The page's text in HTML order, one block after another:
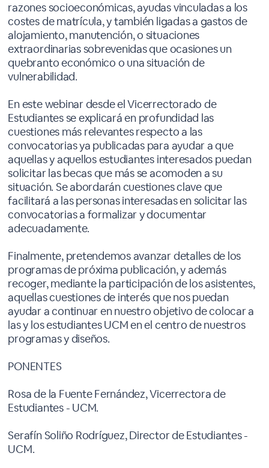
razones socioeconómicas, ayudas vinculadas a los
costes de matrícula, y también ligadas a gastos de
alojamiento, manutención, o situaciones
extraordinarias sobrevenidas que ocasiones un
quebranto económico o una situación de
vulnerabilidad.
En este webinar desde el Vicerrectorado de
Estudiantes se explicará en profundidad las
cuestiones más relevantes respecto a las
convocatorias ya publicadas para ayudar a que
aquellas y aquellos estudiantes interesados puedan
solicitar las becas que más se acomoden a su
situación. Se abordarán cuestiones clave que
facilitará a las personas interesadas en solicitar las
convocatorias a formalizar y documentar
adecuadamente.
Finalmente, pretendemos avanzar detalles de los
programas de próxima publicación, y además
recoger, mediante la participación de los asistentes,
aquellas cuestiones de interés que nos puedan
ayudar a continuar en nuestro objetivo de colocar a
las y los estudiantes UCM en el centro de nuestros
programas y diseños.
PONENTES
Rosa de la Fuente Fernández, Vicerrectora de
Estudiantes - UCM.
Serafín Soliño Rodríguez, Director de Estudiantes -
UCM.